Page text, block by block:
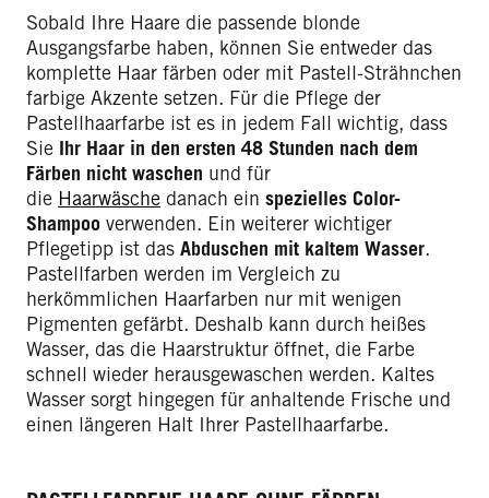
Sobald Ihre Haare die passende blonde
Ausgangsfarbe haben, können Sie entweder das
komplette Haar färben oder mit Pastell-Strähnchen
farbige Akzente setzen. Für die Pflege der
Pastellhaarfarbe ist es in jedem Fall wichtig, dass
Sie Ihr Haar in den ersten 48 Stunden nach dem
Färben nicht waschen und für
die Haarwäsche danach ein spezielles Color-
Shampoo verwenden. Ein weiterer wichtiger
Pflegetipp ist das Abduschen mit kaltem Wasser.
Pastellfarben werden im Vergleich zu
herkömmlichen Haarfarben nur mit wenigen
Pigmenten gefärbt. Deshalb kann durch heißes
Wasser, das die Haarstruktur öffnet, die Farbe
schnell wieder herausgewaschen werden. Kaltes
Wasser sorgt hingegen für anhaltende Frische und
einen längeren Halt Ihrer Pastellhaarfarbe.